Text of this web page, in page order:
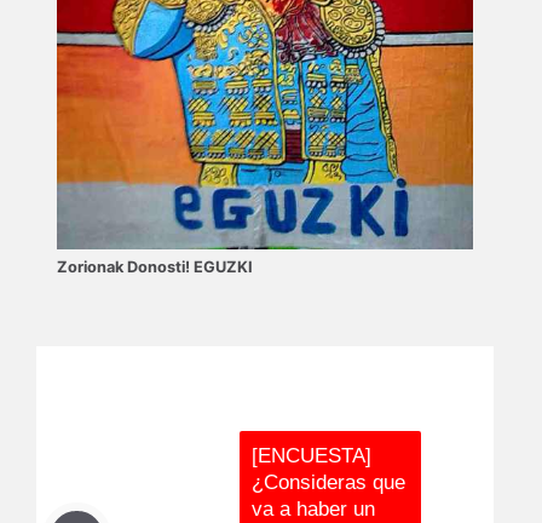
Zorionak Donosti! EGUZKI
[ENCUESTA]
¿Consideras que
va a haber un